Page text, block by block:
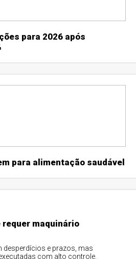
para 2026 após
para alimentação saudável
maquinário
desperdícios e prazos, mas
com alto controle.